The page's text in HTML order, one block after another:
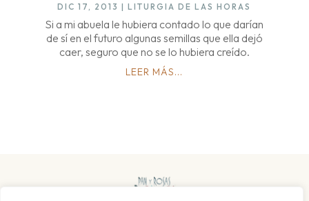
DIC 17, 2013 |LITURGIA DE LAS HORAS
Si a mi abuela le hubiera contado lo que darían
de sí en el futuro algunas semillas que ella dejó
caer, seguro que no se lo hubiera creído.
LEER MÁS...